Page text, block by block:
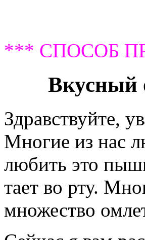
*** СПОСОБ
Вкусный
Здравствуйте,
Многие из нас
любить это
тает во рту.
множество